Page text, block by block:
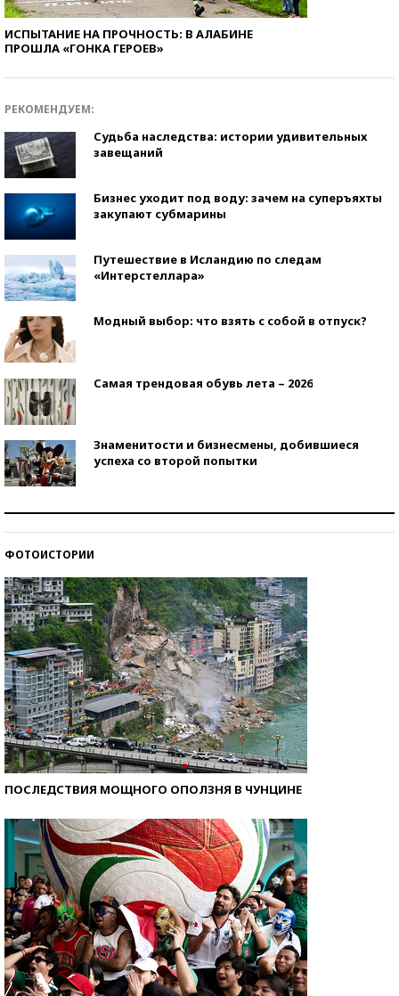
ИСПЫТАНИЕ НА ПРОЧНОСТЬ: В АЛАБИНЕ
ПРОШЛА «ГОНКА ГЕРОЕВ»
РЕКОМЕНДУЕМ:
Судьба наследства: истории удивительных
завещаний
Бизнес уходит под воду: зачем на суперъяхты
закупают субмарины
Путешествие в Исландию по следам
«Интерстеллара»
Модный выбор: что взять с собой в отпуск?
Самая трендовая обувь лета – 2026
Знаменитости и бизнесмены, добившиеся
успеха со второй попытки
ФОТОИСТОРИИ
ПОСЛЕДСТВИЯ МОЩНОГО ОПОЛЗНЯ В ЧУНЦИНЕ